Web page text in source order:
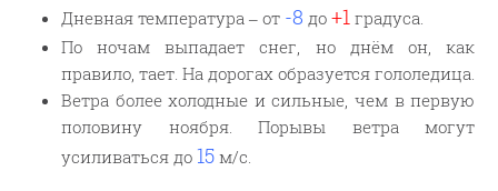
Дневная температура – от -8 до +1 градуса.
По ночам выпадает снег, но днём он, как
правило, тает. На дорогах образуется гололедица.
Ветра более холодные и сильные, чем в первую
половину ноября. Порывы ветра могут
усиливаться до 15 м/с.